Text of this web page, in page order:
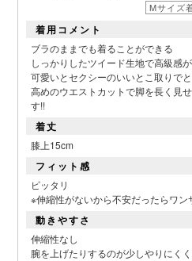
Mサイズ
着用コメント
ブラのままでも着ることができる
しっかりしたツイード生地で高級感
可愛いとセクシーのいいとこ取りで
高めのウエストカットで脚を長く見
す!!
着丈
膝上15cm
フィット感
ピッタリ
※伸縮性がないから不安だったらワン
動きやすさ
伸縮性なし
腕を上げたりするのが少しやりにく